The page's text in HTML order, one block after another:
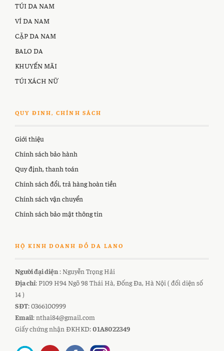
TÚI DA NAM
VÍ DA NAM
CẶP DA NAM
BALO DA
KHUYẾN MÃI
TÚI XÁCH NỮ
QUY ĐINH, CHÍNH SÁCH
Giới thiệu
Chính sách bảo hành
Quy định, thanh toán
Chính sách đổi, trả hàng hoàn tiền
Chính sách vận chuyển
Chính sách bảo mật thông tin
HỘ KINH DOANH ĐỒ DA LANO
Người đại diện : Nguyễn Trọng Hải
Địa chỉ: P109 H94 Ngõ 98 Thái Hà, Đống Đa, Hà Nội ( đối diện số
14 )
SĐT: 0366100999
Email: nthai84@gmail.com
Giấy chứng nhận ĐKHKD:01A8022349